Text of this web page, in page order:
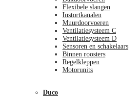
Flexibele slangen
Instortkanalen
Muurdoorvoeren
Ventilatiesysteem C
Ventilatiesysteem D
Sensoren en schakelaars
Binnen roosters
Regelkleppen
Motorunits
Duco